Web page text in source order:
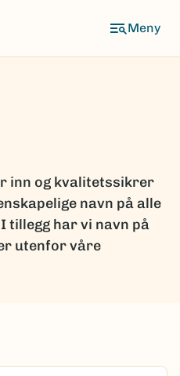
inn og kvalitetssikrer
navn på alle
tillegg har vi navn på
utenfor våre